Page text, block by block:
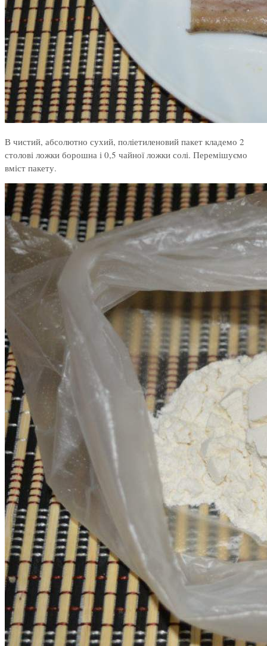
В чистий, абсолютно сухий, поліетиленовий пакет кладемо 2
столові ложки борошна і 0,5 чайної ложки солі. Перемішуємо
вміст пакету.